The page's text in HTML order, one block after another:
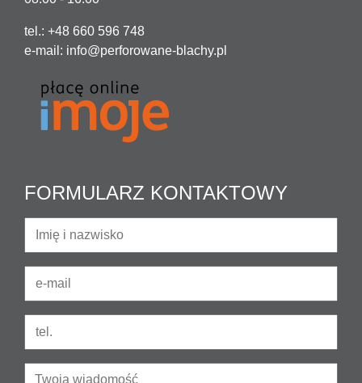
tel.: +48 660 596 748
e-mail: info@perforowane-blachy.pl
FORMULARZ KONTAKTOWY